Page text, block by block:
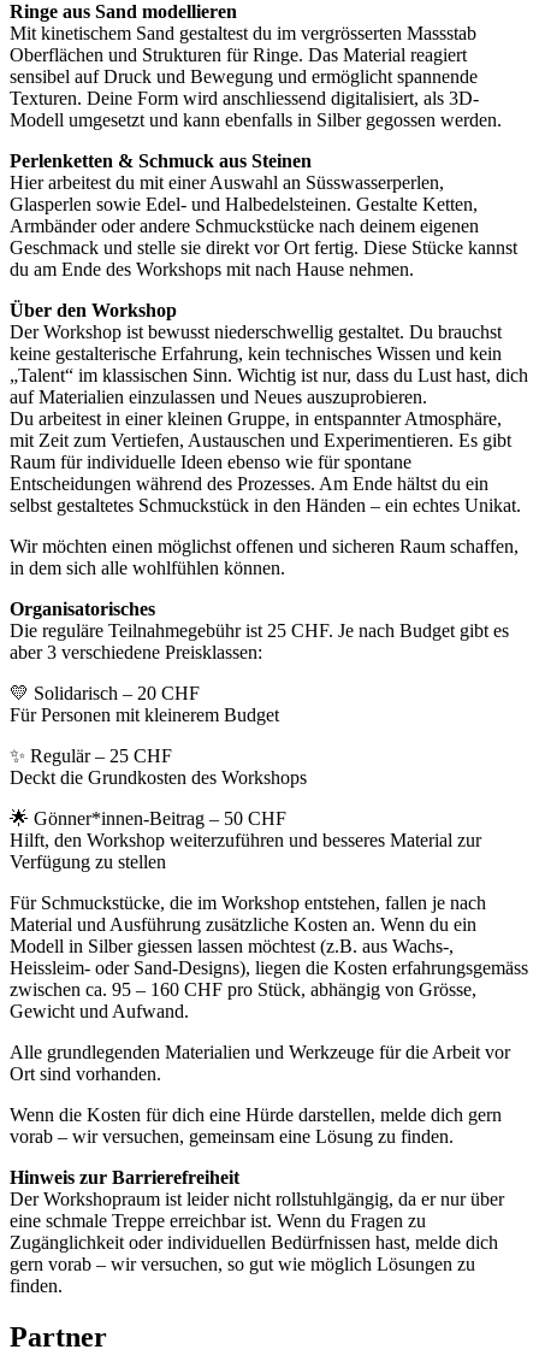
Ringe aus Sand modellieren
Mit kinetischem Sand gestaltest du im vergrösserten Massstab
Oberflächen und Strukturen für Ringe. Das Material reagiert
sensibel auf Druck und Bewegung und ermöglicht spannende
Texturen. Deine Form wird anschliessend digitalisiert, als 3D-
Modell umgesetzt und kann ebenfalls in Silber gegossen werden.
Perlenketten & Schmuck aus Steinen
Hier arbeitest du mit einer Auswahl an Süsswasserperlen,
Glasperlen sowie Edel- und Halbedelsteinen. Gestalte Ketten,
Armbänder oder andere Schmuckstücke nach deinem eigenen
Geschmack und stelle sie direkt vor Ort fertig. Diese Stücke kannst
du am Ende des Workshops mit nach Hause nehmen.
Über den Workshop
Der Workshop ist bewusst niederschwellig gestaltet. Du brauchst
keine gestalterische Erfahrung, kein technisches Wissen und kein
„Talent“ im klassischen Sinn. Wichtig ist nur, dass du Lust hast, dich
auf Materialien einzulassen und Neues auszuprobieren.
Du arbeitest in einer kleinen Gruppe, in entspannter Atmosphäre,
mit Zeit zum Vertiefen, Austauschen und Experimentieren. Es gibt
Raum für individuelle Ideen ebenso wie für spontane
Entscheidungen während des Prozesses. Am Ende hältst du ein
selbst gestaltetes Schmuckstück in den Händen – ein echtes Unikat.
Wir möchten einen möglichst offenen und sicheren Raum schaffen,
in dem sich alle wohlfühlen können.
Organisatorisches
Die reguläre Teilnahmegebühr ist 25 CHF. Je nach Budget gibt es
aber 3 verschiedene Preisklassen:
💛 Solidarisch – 20 CHF
Für Personen mit kleinerem Budget
✨ Regulär – 25 CHF
Deckt die Grundkosten des Workshops
🌟 Gönner*innen-Beitrag – 50 CHF
Hilft, den Workshop weiterzuführen und besseres Material zur
Verfügung zu stellen
Für Schmuckstücke, die im Workshop entstehen, fallen je nach
Material und Ausführung zusätzliche Kosten an. Wenn du ein
Modell in Silber giessen lassen möchtest (z.B. aus Wachs-,
Heissleim- oder Sand-Designs), liegen die Kosten erfahrungsgemäss
zwischen ca. 95 – 160 CHF pro Stück, abhängig von Grösse,
Gewicht und Aufwand.
Alle grundlegenden Materialien und Werkzeuge für die Arbeit vor
Ort sind vorhanden.
Wenn die Kosten für dich eine Hürde darstellen, melde dich gern
vorab – wir versuchen, gemeinsam eine Lösung zu finden.
Hinweis zur Barrierefreiheit
Der Workshopraum ist leider nicht rollstuhlgängig, da er nur über
eine schmale Treppe erreichbar ist. Wenn du Fragen zu
Zugänglichkeit oder individuellen Bedürfnissen hast, melde dich
gern vorab – wir versuchen, so gut wie möglich Lösungen zu
finden.
Partner